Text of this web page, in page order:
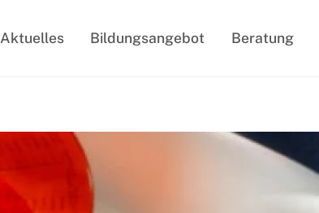
Aktuelles Bildungsangebot Beratung